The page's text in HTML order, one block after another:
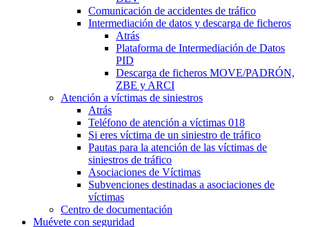
Comunicación de accidentes de tráfico
Intermediación de datos y descarga de ficheros
Atrás
Plataforma de Intermediación de Datos
PID
Descarga de ficheros MOVE/PADRÓN,
ZBE y ARCI
Atención a víctimas de siniestros
Atrás
Teléfono de atención a víctimas 018
Si eres víctima de un siniestro de tráfico
Pautas para la atención de las víctimas de
siniestros de tráfico
Asociaciones de Víctimas
Subvenciones destinadas a asociaciones de
víctimas
Centro de documentación
Muévete con seguridad